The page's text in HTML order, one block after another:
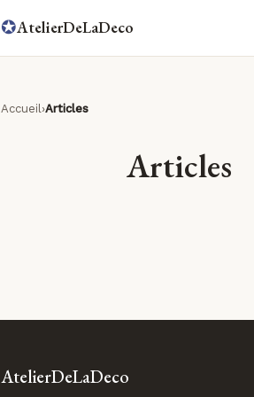
✪AtelierDeLaDeco
Accueil Articles
Articles
AtelierDeLaDeco